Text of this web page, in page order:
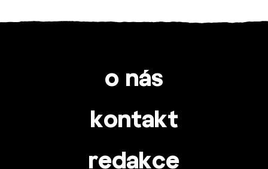
o nás
kontakt
redakce